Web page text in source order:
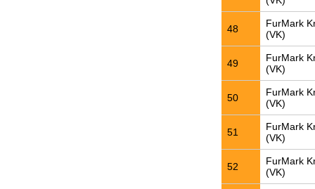
48
FurMark
(VK)
49
FurMark
(VK)
50
FurMark
(VK)
51
FurMark
(VK)
52
FurMark
(VK)